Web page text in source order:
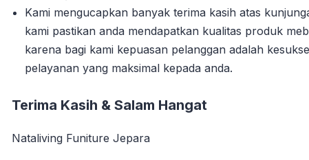
Kami mengucapkan banyak terima kasih atas
kami pastikan anda mendapatkan kualitas produk
karena bagi kami kepuasan pelanggan adalah
pelayanan yang maksimal kepada anda.
Terima Kasih & Salam Hangat
Nataliving Funiture Jepara